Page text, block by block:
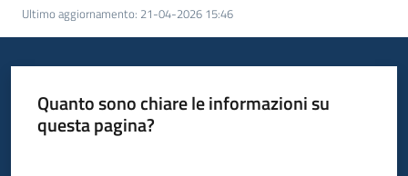
Ultimo aggiornamento: 21-04-2026 15:46
Quanto sono chiare le informazioni su
questa pagina?